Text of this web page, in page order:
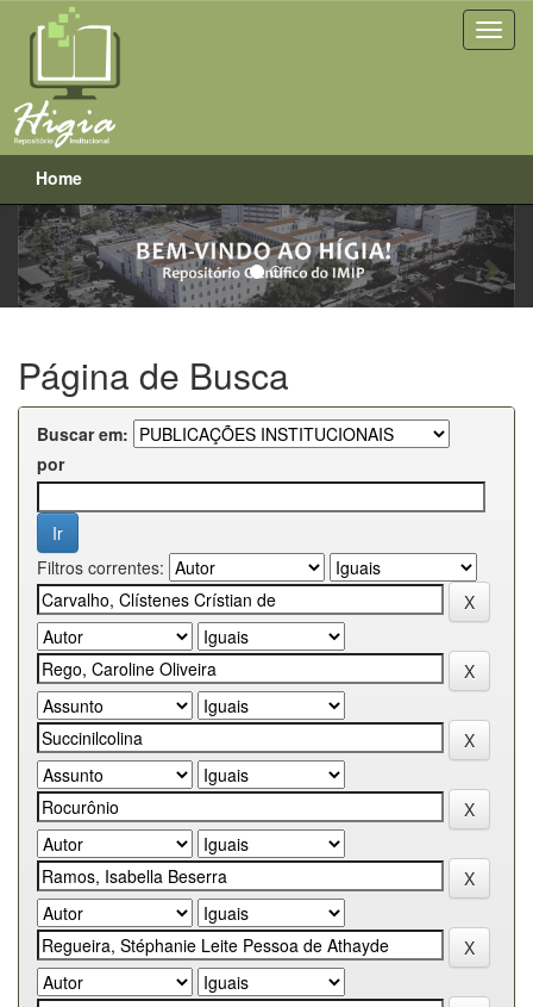
Skip
navigation
Home
Previous Next
Página de Busca
Buscar em:
por
Filtros correntes: